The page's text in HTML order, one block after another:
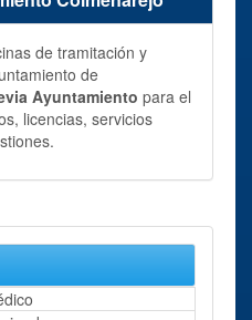
de tramitación y
de
Ayuntamiento para el
licencias, servicios